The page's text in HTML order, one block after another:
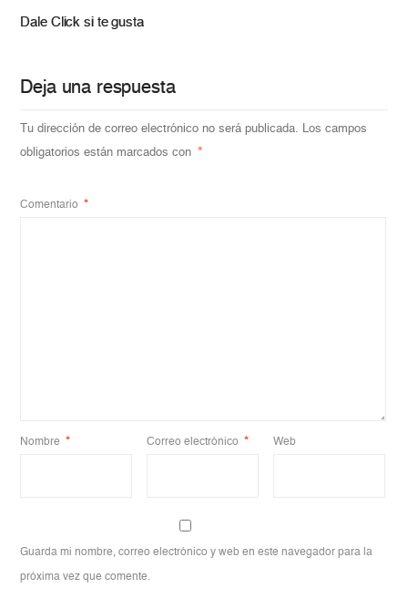
Dale Click si te gusta
Deja una respuesta
Tu dirección de correo electrónico no será publicada. Los campos
obligatorios están marcados con *
Comentario *
Nombre * Correo electrónico * Web
Guarda mi nombre, correo electrónico y web en este navegador para la
próxima vez que comente.